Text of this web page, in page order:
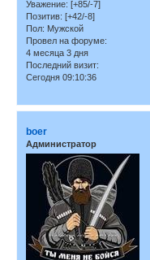
Уважение: [+85/-7]
Позитив: [+42/-8]
Пол: Мужской
Провел на форуме:
4 месяца 3 дня
Последний визит:
Сегодня 09:10:36
boer
Администратор